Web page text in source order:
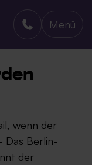
Menü
wenn der
Das Berlin-
der